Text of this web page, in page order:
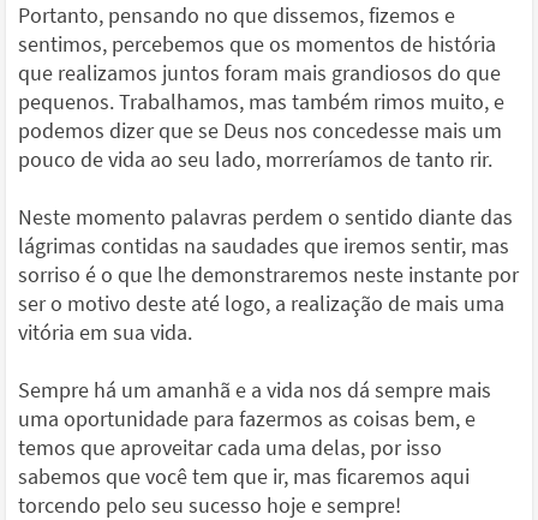
Portanto, pensando no que dissemos, fizemos e
sentimos, percebemos que os momentos de história
que realizamos juntos foram mais grandiosos do que
pequenos. Trabalhamos, mas também rimos muito, e
podemos dizer que se Deus nos concedesse mais um
pouco de vida ao seu lado, morreríamos de tanto rir.
Neste momento palavras perdem o sentido diante das
lágrimas contidas na saudades que iremos sentir, mas
sorriso é o que lhe demonstraremos neste instante por
ser o motivo deste até logo, a realização de mais uma
vitória em sua vida.
Sempre há um amanhã e a vida nos dá sempre mais
uma oportunidade para fazermos as coisas bem, e
temos que aproveitar cada uma delas, por isso
sabemos que você tem que ir, mas ficaremos aqui
torcendo pelo seu sucesso hoje e sempre!